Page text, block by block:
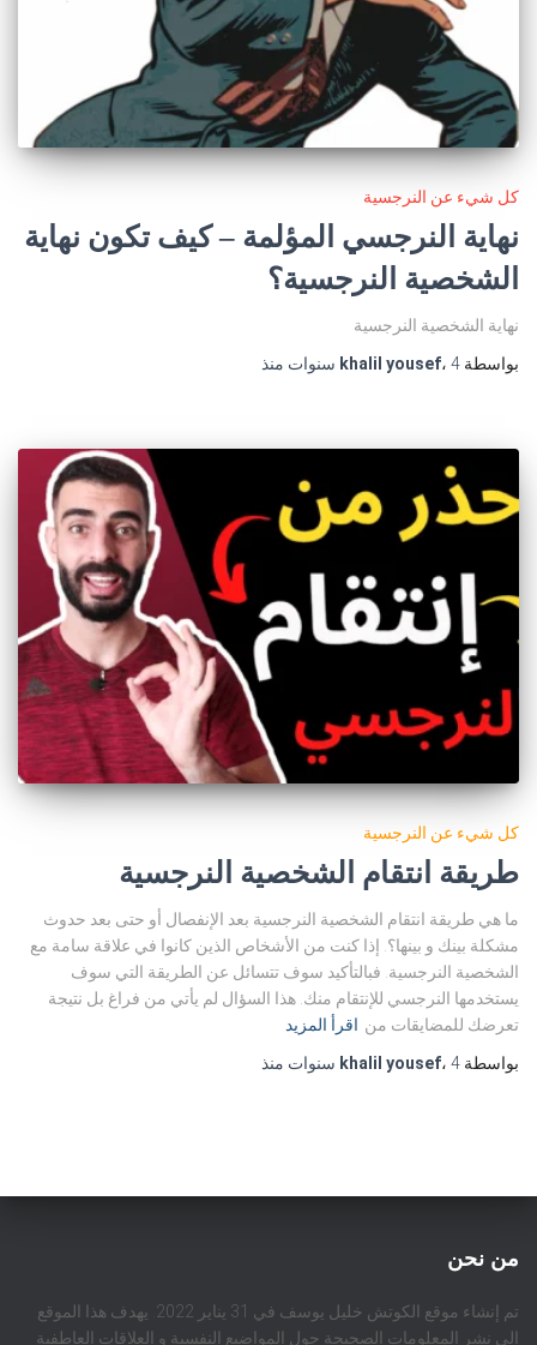
كل شيء عن النرجسية
نهاية النرجسي المؤلمة – كيف تكون نهاية
الشخصية النرجسية؟
نهاية الشخصية النرجسية
بواسطة
khalil yousef، 4 سنوات منذ
كل شيء عن النرجسية
طريقة انتقام الشخصية النرجسية
ما هي طريقة انتقام الشخصية النرجسية بعد الإنفصال أو حتى بعد حدوث
مشكلة بينك و بينها؟. إذا كنت من الأشخاص الذين كانوا في علاقة سامة مع
الشخصية النرجسية. فبالتأكيد سوف تتسائل عن الطريقة التي سوف
يستخدمها النرجسي للإنتقام منك. هذا السؤال لم يأتي من فراغ بل نتيجة
تعرضك للمضايقات من اقرأ المزيد
بواسطة
khalil yousef، 4 سنوات منذ
من نحن
تم إنشاء موقع الكوتش خليل يوسف في 31 يناير 2022. يهدف هذا الموقع
إلى نشر المعلومات الصحيحة حول المواضيع النفسية و العلاقات العاطفية